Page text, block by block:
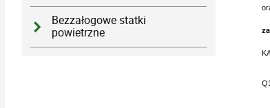
Bezzałogowe statki
powietrzne